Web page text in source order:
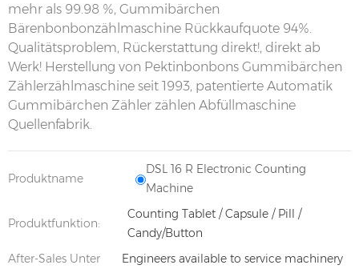
mehr als 99.98 %, Gummibärchen
Bärenbonbonzählmaschine Rückkaufquote 94%.
Qualitätsproblem, Rückerstattung direkt!, direkt ab
Werk! Herstellung von Pektinbonbons Gummibärchen
Zählerzählmaschine seit 1993, patentierte Automatik
Gummibärchen Zähler zählen Abfüllmaschine
Quellenfabrik.
Produktname
DSL 16 R Electronic Counting
Machine
Produktfunktion:
Counting Tablet / Capsule / Pill /
Candy/Button
After-Sales Unter
Engineers available to service machinery